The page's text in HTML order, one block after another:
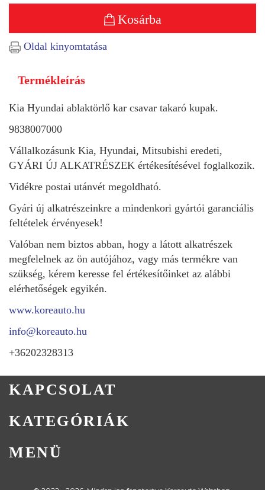
Kosárba
Oldal kinyomtatása
Termékleírás
Kia Hyundai ablaktörlő kar csavar takaró kupak.
9838007000
Vállalkozásunk Kia, Hyundai, Mitsubishi eredeti,
GYÁRI ÚJ ALKATRÉSZEK értékesítésével foglalkozik.
Vidékre postai utánvét megoldható.
Gyári új alkatrészeinkre a mindenkori gyártói garanciális
feltételek érvényesek!
Valóban nem biztos abban, hogy a látott alkatrészek
megfelelnek az ön autójához, vagy más termékre van
szükség, kérem keresse fel értékesítőinket az alábbi
elérhetőségek egyikén.
www.koreauto.hu
info@koreauto.hu
+36202328313
KAPCSOLAT
KATEGÓRIÁK
MENÜ